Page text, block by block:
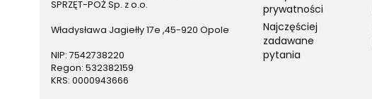
SPRZĘT-POŻ Sp. z o.o.
Władysława Jagiełły 17e ,45-920 Opole
NIP: 7542738220
Regon: 532382159
KRS: 0000943666
prywatności
Najczęściej
zadawane
pytania